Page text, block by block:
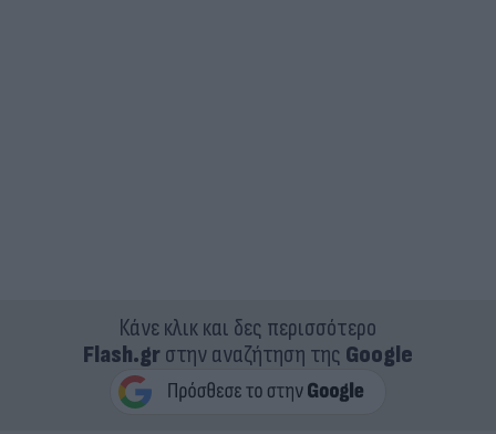
Κάνε κλικ και δες περισσότερο
Flash.grστην αναζήτηση της Google